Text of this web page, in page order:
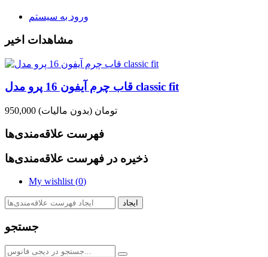
ورود به سیستم
مشاهدات اخیر
قاب چرم آیفون 16 پرو مدل classic fit
950,000 تومان (بدون مالیات)
فهرست علاقه‌مندی‌ها
ذخیره در فهرست علاقه‌مندی‌ها
My wishlist (0)
ایجاد
جستجو